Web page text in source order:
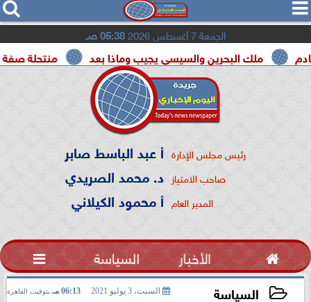
  
الجمعة 7 أغسطس 2026 05:38 صـ
منتحلة صفة صحفية البحرين والسيسي يجيب وماذا بعد
رئيس مجلس الإدارة أ عبد الباسط صابر
صاحب الامتياز د. محمد الصريدي
المدير العام أ محمود الكيلاني
 الأخبار السياسة 
السياسة السبت، 3 يوليو 2021 06:13 مـ بتوقيت القاهرة